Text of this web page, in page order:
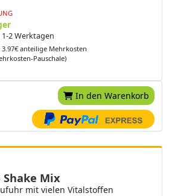
2 Werktagen
anteilige Mehrkosten
Pauschale)
In den Warenkorb
Mix
mit vielen Vitalstoffen